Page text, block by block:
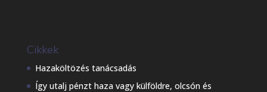
Cikkek
Hazaköltözés tanácsadás
Így utalj pénzt haza vagy külföldre, olcsón és